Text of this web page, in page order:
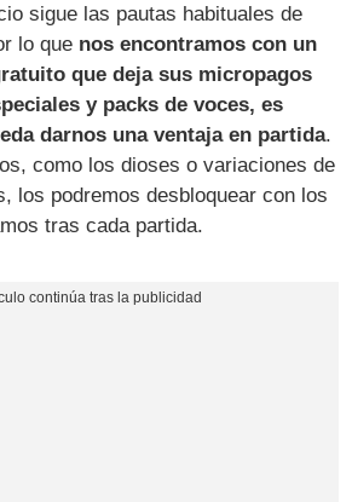
sigue las pautas habituales de
lo que nos encontramos con un
que deja sus micropagos
y packs de voces, es
darnos una ventaja en partida.
como los dioses o variaciones de
los podremos desbloquear con los
tras cada partida.